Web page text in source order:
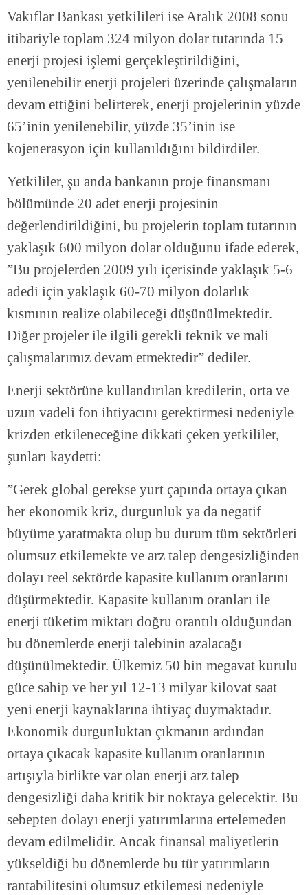
Vakıflar Bankası yetkilileri ise Aralık 2008 sonu
itibariyle toplam 324 milyon dolar tutarında 15
enerji projesi işlemi gerçekleştirildiğini,
yenilenebilir enerji projeleri üzerinde çalışmaların
devam ettiğini belirterek, enerji projelerinin yüzde
65’inin yenilenebilir, yüzde 35’inin ise
kojenerasyon için kullanıldığını bildirdiler.
Yetkililer, şu anda bankanın proje finansmanı
bölümünde 20 adet enerji projesinin
değerlendirildiğini, bu projelerin toplam tutarının
yaklaşık 600 milyon dolar olduğunu ifade ederek,
”Bu projelerden 2009 yılı içerisinde yaklaşık 5-6
adedi için yaklaşık 60-70 milyon dolarlık
kısmının realize olabileceği düşünülmektedir.
Diğer projeler ile ilgili gerekli teknik ve mali
çalışmalarımız devam etmektedir” dediler.
Enerji sektörüne kullandırılan kredilerin, orta ve
uzun vadeli fon ihtiyacını gerektirmesi nedeniyle
krizden etkileneceğine dikkati çeken yetkililer,
şunları kaydetti:
”Gerek global gerekse yurt çapında ortaya çıkan
her ekonomik kriz, durgunluk ya da negatif
büyüme yaratmakta olup bu durum tüm sektörleri
olumsuz etkilemekte ve arz talep dengesizliğinden
dolayı reel sektörde kapasite kullanım oranlarını
düşürmektedir. Kapasite kullanım oranları ile
enerji tüketim miktarı doğru orantılı olduğundan
bu dönemlerde enerji talebinin azalacağı
düşünülmektedir. Ülkemiz 50 bin megavat kurulu
güce sahip ve her yıl 12-13 milyar kilovat saat
yeni enerji kaynaklarına ihtiyaç duymaktadır.
Ekonomik durgunluktan çıkmanın ardından
ortaya çıkacak kapasite kullanım oranlarının
artışıyla birlikte var olan enerji arz talep
dengesizliği daha kritik bir noktaya gelecektir. Bu
sebepten dolayı enerji yatırımlarına ertelemeden
devam edilmelidir. Ancak finansal maliyetlerin
yükseldiği bu dönemlerde bu tür yatırımların
rantabilitesini olumsuz etkilemesi nedeniyle